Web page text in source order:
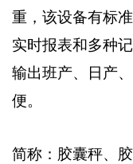
重，该设备有标
实时报表和多种记
输出班产、日产
便。
简称：胶囊秤、